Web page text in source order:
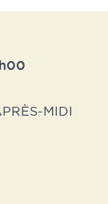
MIDI